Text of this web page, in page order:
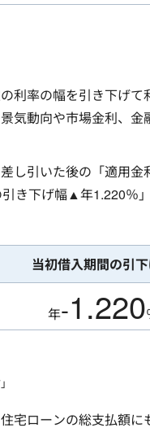
利率の幅を引き下げて
気動向や市場金利、金
し引いた後の「適用金
き下げ幅▲年1.220％
当初借入期間の引
年-1.220
宅ローンの総支払額に